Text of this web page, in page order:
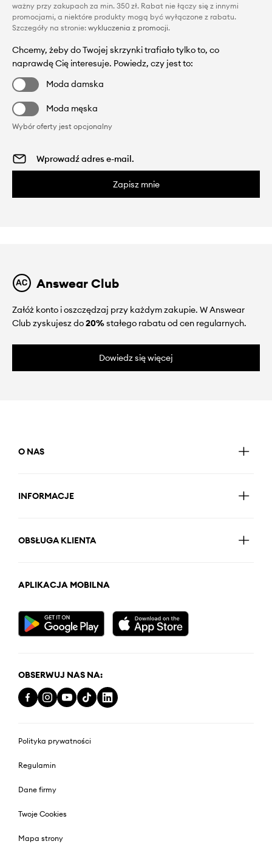
ważny przy zakupach za min. 350 zł. Rabat nie łączy się z innymi
promocjami, a niektóre produkty mogą być wyłączone z rabatu.
Szczegóły na stronie: wykluczenia z promocji.
Chcemy, żeby do Twojej skrzynki trafiało tylko to, co
naprawdę Cię interesuje. Powiedz, czy jest to:
Moda damska
Moda męska
Wybór oferty jest opcjonalny
Zapisz mnie
Answear Club
Załóż konto i oszczędzaj przy każdym zakupie. W Answear
Club zyskujesz do20%stałego rabatu od cen regularnych.
Dowiedz się więcej
O NAS
INFORMACJE
OBSŁUGA KLIENTA
APLIKACJA MOBILNA
OBSERWUJ NAS NA:
Polityka prywatności
Regulamin
Dane firmy
Twoje Cookies
Mapa strony